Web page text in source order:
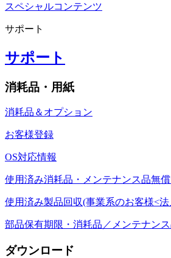
スペシャルコンテンツ
サポート
サポート
消耗品・用紙
消耗品＆オプション
お客様登録
OS対応情報
使用済み消耗品・メンテナンス品無
使用済み製品回収(事業系のお客様<
部品保有期限・消耗品／メンテナン
ダウンロード